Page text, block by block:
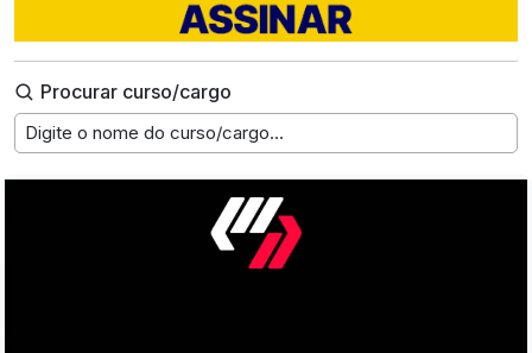
Procurar curso/cargo
Digite o nome do curso/cargo...